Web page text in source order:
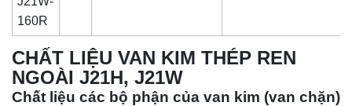
160R
CHẤT LIỆU VAN KIM THÉP REN
NGOÀI J21H, J21W
Chất liệu các bộ phận của van kim (van chặn)